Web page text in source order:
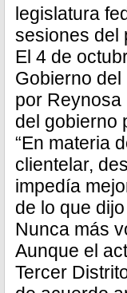
legislatura
sesiones del
El 4 de
Gobierno
por
del gobierno
“En materia
clientelar,
impedía
de lo que
Nunca más
Aunque el
Tercer